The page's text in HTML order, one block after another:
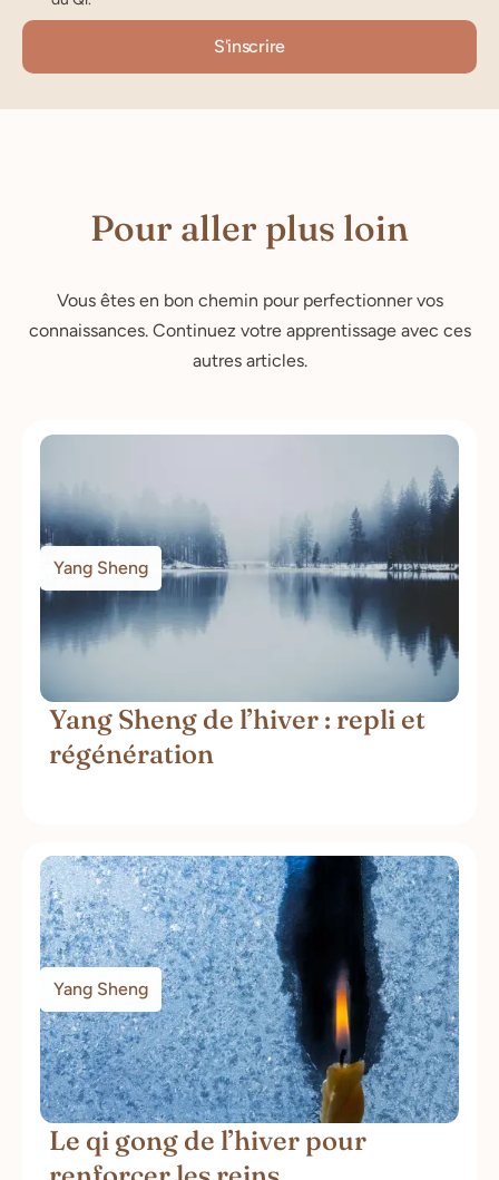
Pour aller plus loin
Vous êtes en bon chemin pour perfectionner vos
connaissances. Continuez votre apprentissage avec ces
autres articles.
Yang Sheng
Yang Sheng de l’hiver : repli et
régénération
Yang Sheng
Le qi gong de l’hiver pour